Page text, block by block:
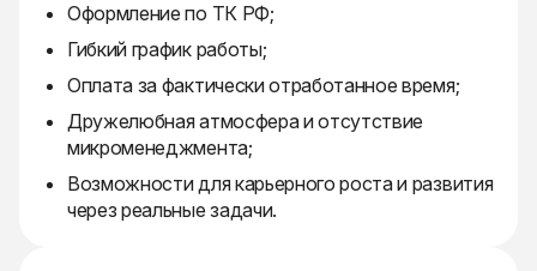
Оформление по ТК РФ;
Гибкий график работы;
Оплата за фактически отработанное время;
Дружелюбная атмосфера и отсутствие
микроменеджмента;
Возможности для карьерного роста и развития
через реальные задачи.